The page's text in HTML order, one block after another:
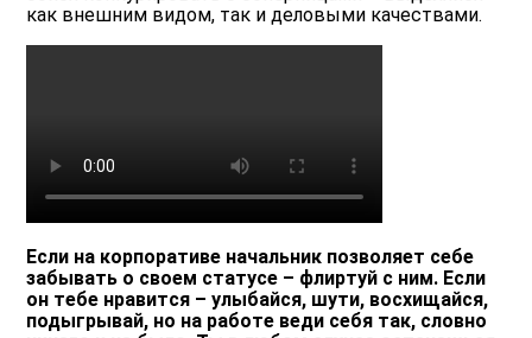
как внешним видом, так и деловыми качествами.
Если на корпоративе начальник позволяет себе
забывать о своем статусе – флиртуй с ним. Если
он тебе нравится – улыбайся, шути, восхищайся,
подыгрывай, но на работе веди себя так, словно